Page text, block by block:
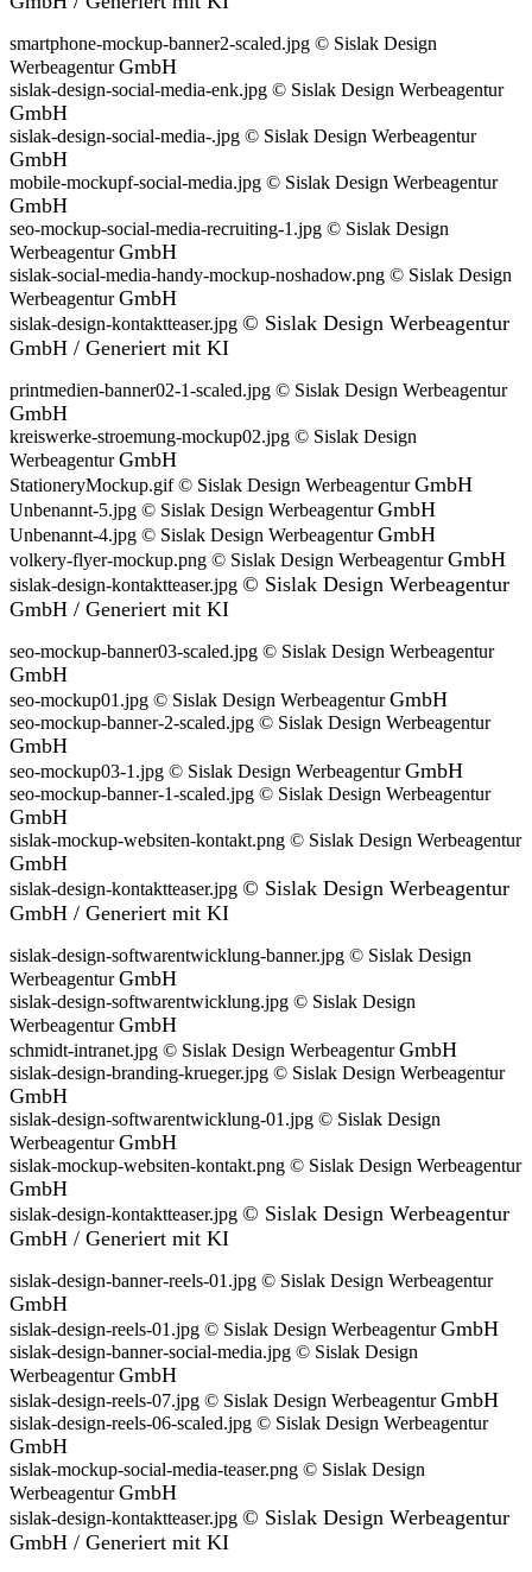
smartphone-mockup-banner2-scaled.jpg © Sislak Design
WerbeagenturGmbH
sislak-design-social-media-enk.jpg © Sislak Design Werbeagentur
GmbH
sislak-design-social-media-.jpg © Sislak Design Werbeagentur
GmbH
mobile-mockupf-social-media.jpg © Sislak Design Werbeagentur
GmbH
seo-mockup-social-media-recruiting-1.jpg © Sislak Design
WerbeagenturGmbH
sislak-social-media-handy-mockup-noshadow.png © Sislak Design
WerbeagenturGmbH
sislak-design-kontaktteaser.jpg © Sislak Design Werbeagentur
GmbH / Generiert mit KI
printmedien-banner02-1-scaled.jpg © Sislak Design Werbeagentur
GmbH
kreiswerke-stroemung-mockup02.jpg © Sislak Design
WerbeagenturGmbH
StationeryMockup.gif © Sislak Design WerbeagenturGmbH
Unbenannt-5.jpg © Sislak Design WerbeagenturGmbH
Unbenannt-4.jpg © Sislak Design WerbeagenturGmbH
volkery-flyer-mockup.png © Sislak Design WerbeagenturGmbH
sislak-design-kontaktteaser.jpg © Sislak Design Werbeagentur
GmbH / Generiert mit KI
seo-mockup-banner03-scaled.jpg © Sislak Design Werbeagentur
GmbH
seo-mockup01.jpg © Sislak Design WerbeagenturGmbH
seo-mockup-banner-2-scaled.jpg © Sislak Design Werbeagentur
GmbH
seo-mockup03-1.jpg © Sislak Design WerbeagenturGmbH
seo-mockup-banner-1-scaled.jpg © Sislak Design Werbeagentur
GmbH
sislak-mockup-websiten-kontakt.png © Sislak Design Werbeagentur
GmbH
sislak-design-kontaktteaser.jpg © Sislak Design Werbeagentur
GmbH / Generiert mit KI
sislak-design-softwarentwicklung-banner.jpg © Sislak Design
WerbeagenturGmbH
sislak-design-softwarentwicklung.jpg © Sislak Design
WerbeagenturGmbH
schmidt-intranet.jpg © Sislak Design WerbeagenturGmbH
sislak-design-branding-krueger.jpg © Sislak Design Werbeagentur
GmbH
sislak-design-softwarentwicklung-01.jpg © Sislak Design
WerbeagenturGmbH
sislak-mockup-websiten-kontakt.png © Sislak Design Werbeagentur
GmbH
sislak-design-kontaktteaser.jpg © Sislak Design Werbeagentur
GmbH / Generiert mit KI
sislak-design-banner-reels-01.jpg © Sislak Design Werbeagentur
GmbH
sislak-design-reels-01.jpg © Sislak Design WerbeagenturGmbH
sislak-design-banner-social-media.jpg © Sislak Design
WerbeagenturGmbH
sislak-design-reels-07.jpg © Sislak Design WerbeagenturGmbH
sislak-design-reels-06-scaled.jpg © Sislak Design Werbeagentur
GmbH
sislak-mockup-social-media-teaser.png © Sislak Design
WerbeagenturGmbH
sislak-design-kontaktteaser.jpg © Sislak Design Werbeagentur
GmbH / Generiert mit KI